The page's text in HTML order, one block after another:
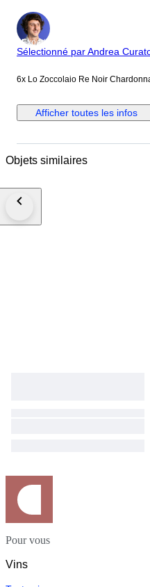
Expert
Sélectionné par Andrea
6x Lo Zoccolaio Re Noir
Afficher toutes les infos
Objets similaires
Pour vous
Vins